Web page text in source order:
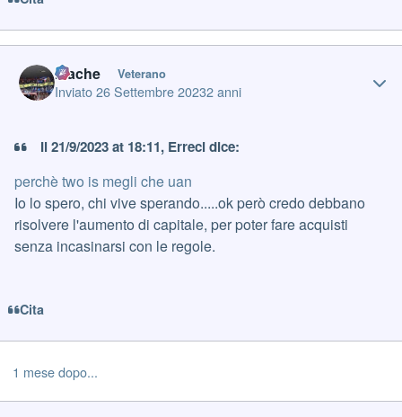
mache Veterano
Inviato26 Settembre 20232 anni
Il 21/9/2023 at 18:11, Erreci dice:
perchè two is megli che uan
Io lo spero, chi vive sperando.....ok però credo debbano
risolvere l'aumento di capitale, per poter fare acquisti
senza incasinarsi con le regole.
Cita
1 mese dopo...